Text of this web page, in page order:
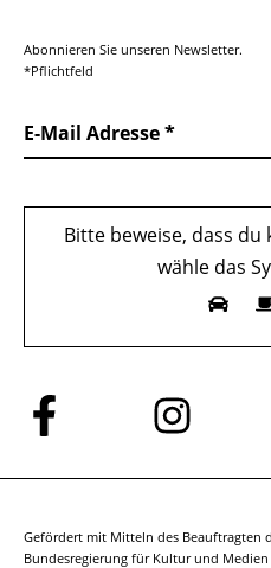
Abonnieren Sie unseren Newsletter.
*Pflichtfeld
E-Mail Adresse
Bitte beweise, dass
wähle das
Folge
uns
auf
Folge
uns
auf
Gefördert mit Mitteln des Beauftragten
Bundesregierung für Kultur und Medien